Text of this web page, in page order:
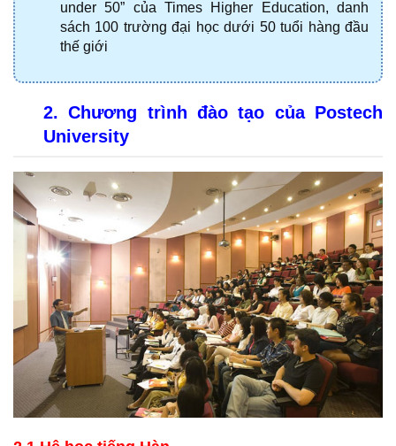
under 50” của Times Higher Education, danh
sách 100 trường đại học dưới 50 tuổi hàng đầu
thế giới
2. Chương trình đào tạo của Postech
University